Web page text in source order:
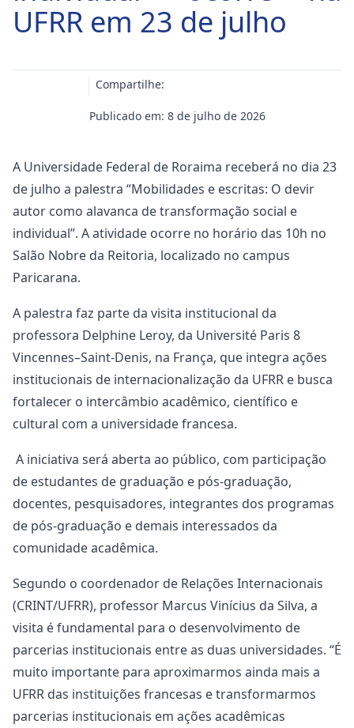
UFRR em 23 de julho
Publicado em: 8 de julho de 2026
Compartilhe:
A Universidade Federal de Roraima receberá no dia 23
de julho a palestra “Mobilidades e escritas: O devir
autor como alavanca de transformação social e
individual”. A atividade ocorre no horário das 10h no
Salão Nobre da Reitoria, localizado no campus
Paricarana.
A palestra faz parte da visita institucional da
professora Delphine Leroy, da Université Paris 8
Vincennes–Saint-Denis, na França, que integra ações
institucionais de internacionalização da UFRR e busca
fortalecer o intercâmbio acadêmico, científico e
cultural com a universidade francesa.
A iniciativa será aberta ao público, com participação
de estudantes de graduação e pós-graduação,
docentes, pesquisadores, integrantes dos programas
de pós-graduação e demais interessados da
comunidade acadêmica.
Segundo o coordenador de Relações Internacionais
(CRINT/UFRR), professor Marcus Vinícius da Silva, a
visita é fundamental para o desenvolvimento de
parcerias institucionais entre as duas universidades. “É
muito importante para aproximarmos ainda mais a
UFRR das instituições francesas e transformarmos
parcerias institucionais em ações acadêmicas